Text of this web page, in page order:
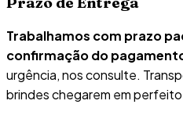
Trabalhamos com prazo
confirmação do
urgência, nos consulte.
brindes chegarem em